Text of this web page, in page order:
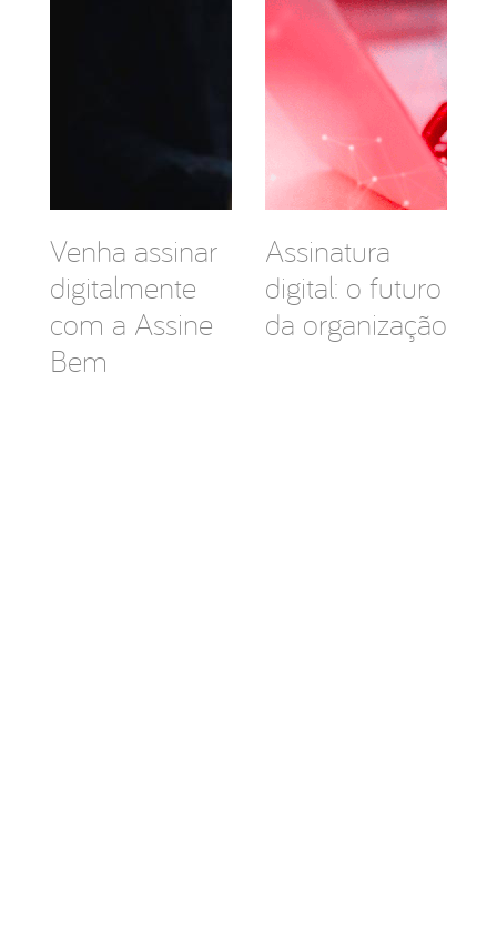
Venha assinar
digitalmente
com a Assine
Bem
Assinatura
digital: o futuro
da organização